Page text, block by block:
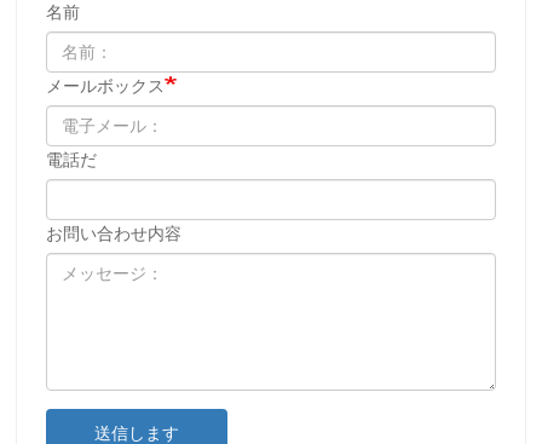
名前
メールボックス
電話だ
お問い合わせ内容
送信します